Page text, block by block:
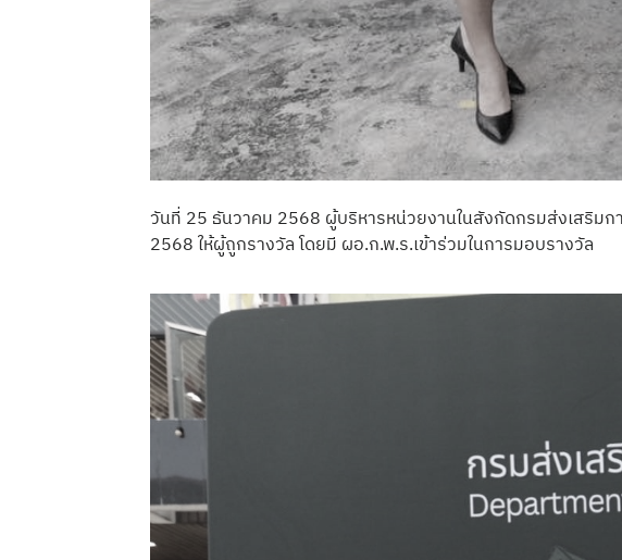
วันที่ 25 ธันวาคม 2568 ผู้บริหารหน่วยงานในสังกัดกรมส่งเสริม
2568 ให้ผู้ถูกรางวัล โดยมี ผอ.ก.พ.ร.เข้าร่วมในการมอบรางวัล